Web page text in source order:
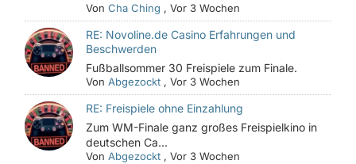
VonCha Ching ,Vor 3 Wochen
RE: Novoline.de Casino Erfahrungen und
Beschwerden
Fußballsommer 30 Freispiele zum Finale.
VonAbgezockt ,Vor 3 Wochen
RE: Freispiele ohne Einzahlung
Zum WM-Finale ganz großes Freispielkino in
deutschen Ca...
VonAbgezockt ,Vor 3 Wochen